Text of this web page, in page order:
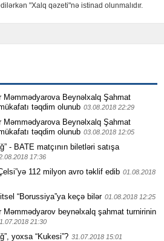
"Xalq qəzeti"nə istinad olunmalıdır.
Məmmədyarova Beynəlxalq Şahmat
təqdim olunub 03.08.2018 22:29
Məmmədyarova Beynəlxalq Şahmat
təqdim olunub 03.08.2018 12:05
- BATE matçının biletləri satışa
17:36
112 milyon avro təklif edib 01.08.2018
“Borussiya”ya keçə bilər 01.08.2018 12:25
Məmmədyarov beynəlxalq şahmat turnirinin
21:30
yoxsa “Kukesi”? 31.07.2018 15:01